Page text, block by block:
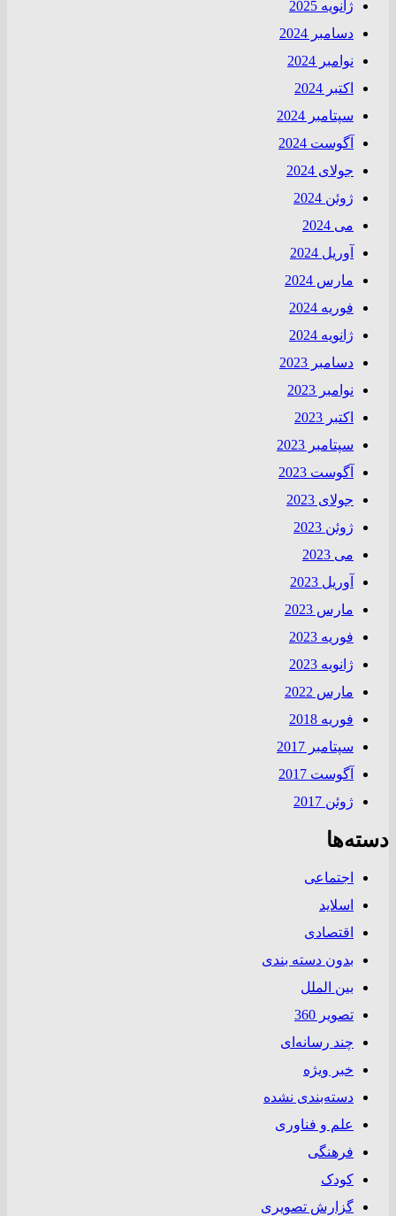
ژانویه 2025
دسامبر 2024
نوامبر 2024
اکتبر 2024
سپتامبر 2024
آگوست 2024
جولای 2024
ژوئن 2024
می 2024
آوریل 2024
مارس 2024
فوریه 2024
ژانویه 2024
دسامبر 2023
نوامبر 2023
اکتبر 2023
سپتامبر 2023
آگوست 2023
جولای 2023
ژوئن 2023
می 2023
آوریل 2023
مارس 2023
فوریه 2023
ژانویه 2023
مارس 2022
فوریه 2018
سپتامبر 2017
آگوست 2017
ژوئن 2017
دسته‌ها
اجتماعی
اسلاید
اقتصادی
بدون دسته بندی
بین الملل
تصویر 360
چند رسانه‌ای
خبر ویژه
دسته‌بندی نشده
علم و فناوری
فرهنگی
کودک
گزارش تصویری